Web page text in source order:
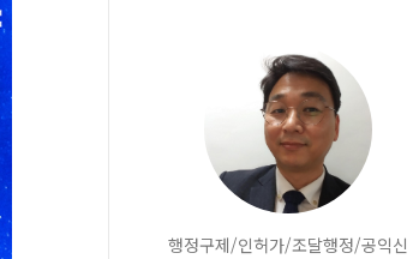
행정구제/인허가/조달행정/공익신